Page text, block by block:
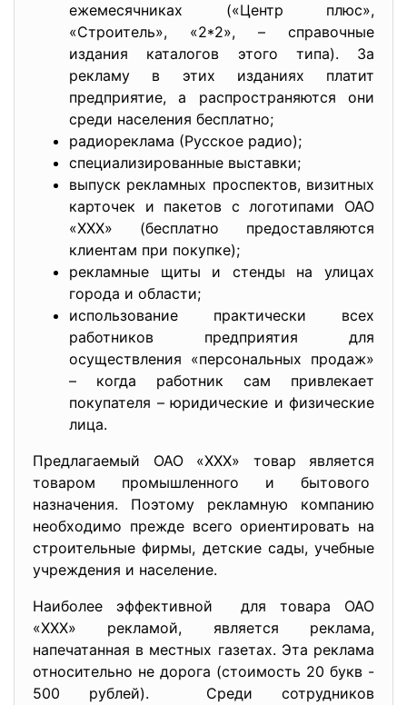
ежемесячниках («Центр плюс»,
«Строитель», «2*2», – справочные
издания каталогов этого типа). За
рекламу в этих изданиях платит
предприятие, а распространяются они
среди населения бесплатно;
радиореклама (Русское радио);
специализированные выставки;
выпуск рекламных проспектов, визитных
карточек и пакетов с логотипами ОАО
«ХХХ» (бесплатно предоставляются
клиентам при покупке);
рекламные щиты и стенды на улицах
города и области;
использование практически всех
работников предприятия для
осуществления «персональных продаж»
– когда работник сам привлекает
покупателя – юридические и физические
лица.
Предлагаемый ОАО «ХХХ» товар является
товаром промышленного и бытового
назначения. Поэтому рекламную компанию
необходимо прежде всего ориентировать на
строительные фирмы, детские сады, учебные
учреждения и население.
Наиболее эффективной для товара ОАО
«ХХХ» рекламой, является реклама,
напечатанная в местных газетах. Эта реклама
относительно не дорога (стоимость 20 букв -
500 рублей). Среди сотрудников